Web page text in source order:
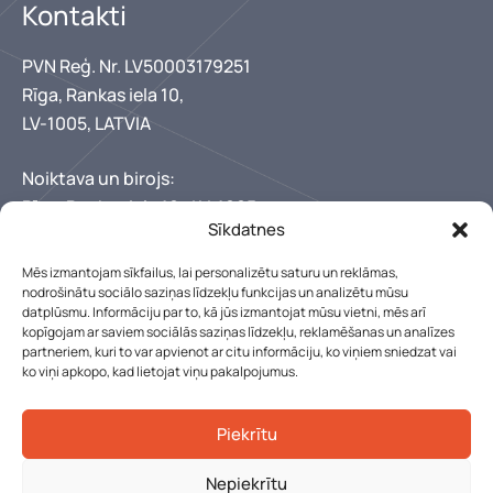
Sīkdatnes
Mēs izmantojam sīkfailus, lai personalizētu saturu un reklāmas,
nodrošinātu sociālo saziņas līdzekļu funkcijas un analizētu mūsu
datplūsmu. Informāciju par to, kā jūs izmantojat mūsu vietni, mēs arī
kopīgojam ar saviem sociālās saziņas līdzekļu, reklamēšanas un analīzes
partneriem, kuri to var apvienot ar citu informāciju, ko viņiem sniedzat vai
ko viņi apkopo, kad lietojat viņu pakalpojumus.
Piekrītu
Nepiekrītu
Mūsdienīga estētika ar izteiksmīgu rakstu.
ACCORD PRAGA
YOGA HEXAGONAL- sešstūru raksts
YOGA TRIO- trijstūru forma
YOGA BEAVER PLUS- tulpītes forma
Augstas izturības klase ar ritmiskām formām. Garantija
Kontakti
PVN Reģ. Nr. LV50003179251
Rīga, Rankas iela 10,
LV-1005, LATVIA
Noiktava un birojs:
Rīga, Rankas iela 10,, LV-1005
+371 29150222
lebens@lebens.lv
Mūsu darba laiks
Pirmdiena - piektdiena: 8:00 - 17:00